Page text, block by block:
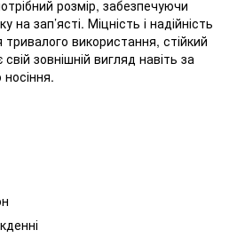
розмір, забезпечуючи
на зап’ясті. Міцність і надійність
використання, стійкий
зовнішній вигляд навіть за